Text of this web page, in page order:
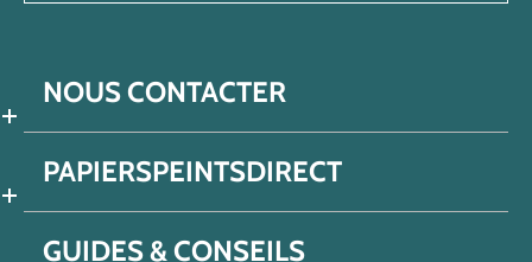
NOUS CONTACTER
PAPIERSPEINTSDIRECT
GUIDES & CONSEILS